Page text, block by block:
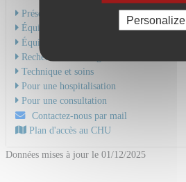
Présentation de l'activité
Équipe Médicale
Équipe Soignante
Recherche & Enseignement
Technique et soins
Pour une hospitalisation
Pour une consultation
Contactez-nous par mail
Plan d'accès au CHU
Données mises à jour le 01/12/2025
Personalize